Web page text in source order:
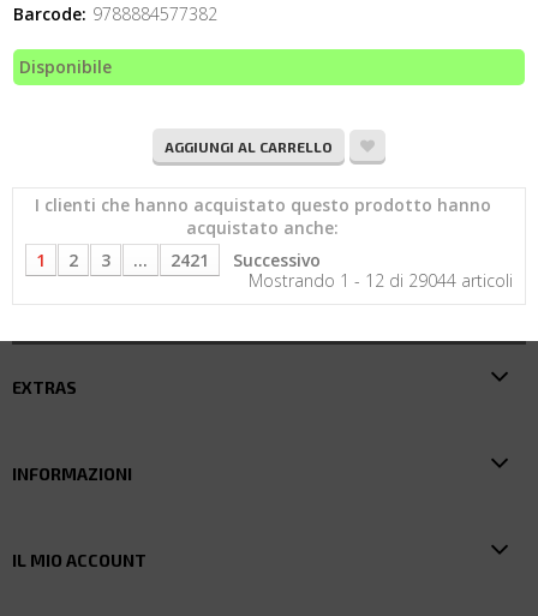
Barcode: 9788884577382
Disponibile
AGGIUNGI AL CARRELLO
I clienti che hanno acquistato questo prodotto hanno
acquistato anche:
1
2 3 ... 2421
Successivo
Mostrando 1 - 12 di 29044 articoli
EXTRAS
INFORMAZIONI
IL MIO ACCOUNT